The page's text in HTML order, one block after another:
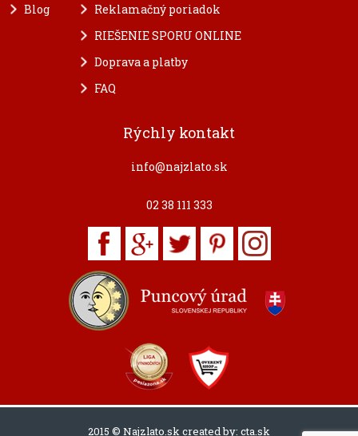
Blog
Reklamačný poriadok
RIEŠENIE SPORU ONLINE
Doprava a platby
FAQ
Rýchly kontakt
info@najzlato.sk
02 38 111 333
2015 © Najzlato.sk created by: cta.sk